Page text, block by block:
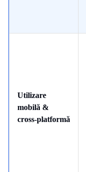
Utilizare
mobilă &
cross‑platformă